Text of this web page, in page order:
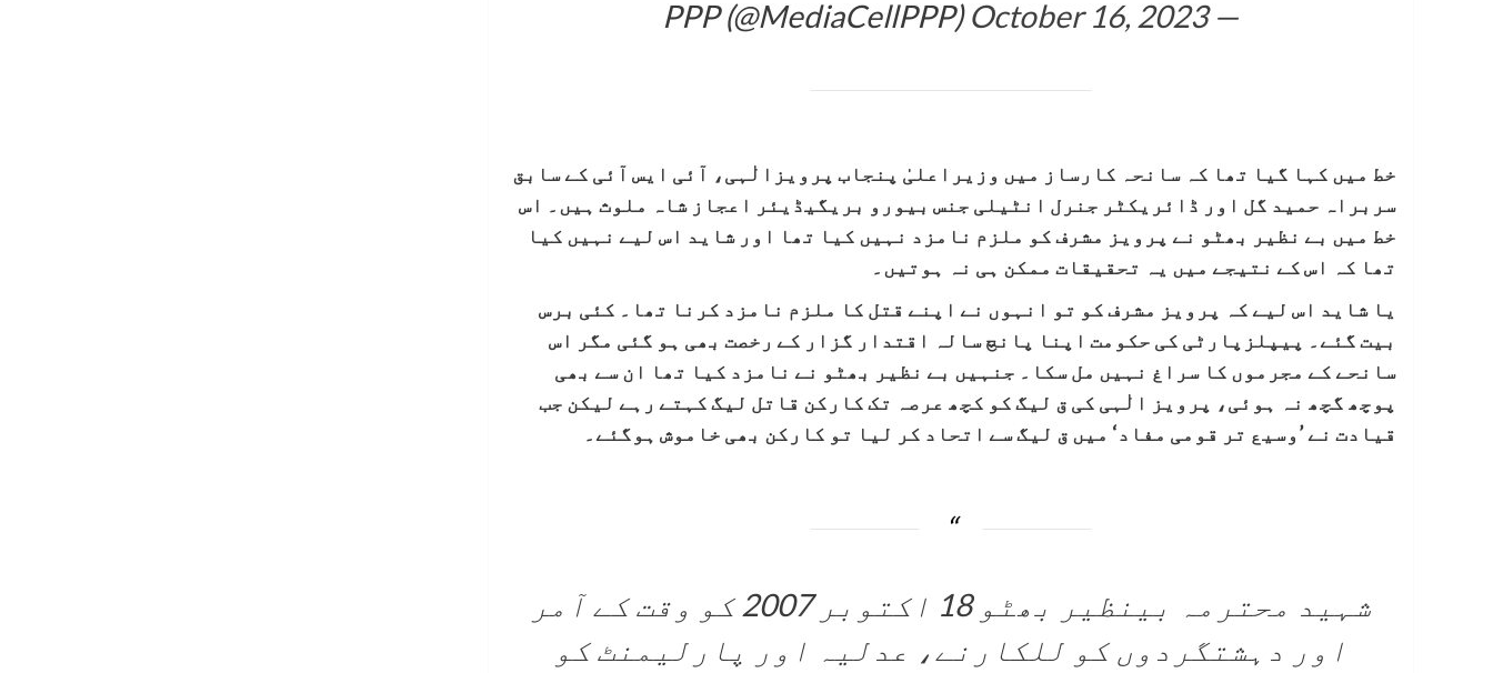
— PPP (@MediaCellPPP)
October 16, 2023
خط میں کہا گیا تھا کہ سانحہ کارساز میں وزیراعلیٰ پنجاب پرویزالٰہی، آئی ایس آئی کے سابق
سربراہ حمید گل اور ڈائریکٹر جنرل انٹیلی جنس بیورو بریگیڈیئر اعجاز شاہ ملوث ہیں۔ اس
خط میں بے نظیر بھٹو نے پرویز مشرف کو ملزم نامزد نہیں کیا تھا اور شاید اس لیے نہیں کیا
تھا کہ اس کے نتیجے میں یہ تحقیقات ممکن ہی نہ ہوتیں۔
یا شاید اس لیے کہ پرویز مشرف کو تو انہوں نے اپنے قتل کا ملزم نامزد کرنا تھا۔ کئی برس
بیت گئے۔ پیپلزپارٹی کی حکومت اپنا پانچ سالہ اقتدار گزار کے رخصت بھی ہو گئی مگر اس
سانحے کے مجرموں کا سراغ نہیں مل سکا۔ جنہیں بے نظیر بھٹو نے نامزد کیا تھا ان سے بھی
پوچھ گچھ نہ ہوئی، پرویز الٰہی کی ق لیگ کو کچھ عرصہ تک کارکن قاتل لیگ کہتے رہے لیکن جب
قیادت نے ’وسیع تر قومی مفاد‘ میں ق لیگ سے اتحاد کر لیا تو کارکن بھی خاموش ہوگئے۔
شہید محترمہ بینظیر بھٹو 18 اکتوبر 2007 کو وقت کے آمر
اور دہشتگردوں کو للکارنے، عدلیہ اور پارلیمنٹ کو